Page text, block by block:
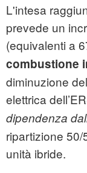
L'intesa
prevede un
(equivalenti a
combustione
diminuzione
elettrica
dipendenza
ripartizione
unità ibride.